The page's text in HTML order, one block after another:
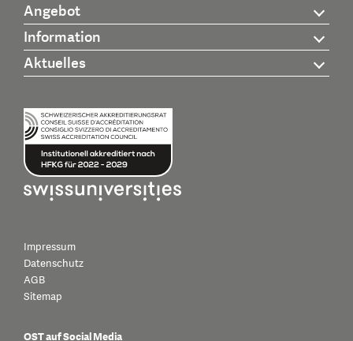
Angebot
Information
Aktuelles
Impressum
Datenschutz
AGB
Sitemap
OST auf Social Media